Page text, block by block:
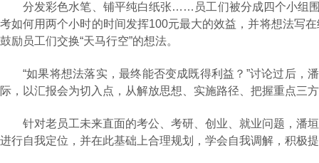
分发彩色水笔、铺平纯白纸张……员工们被分成四个小组围
考如何用两个小时的时间发挥100元最大的效益，并将想法写
鼓励员工们交换“天马行空”的想法。
“如果将想法落实，最终能否变成既得利益？”讨论过后，
际，以汇报会为切入点，从解放思想、实施路径、把握重点三
针对老员工未来直面的考公、考研、创业、就业问题，潘
进行自我定位，并在此基础上合理规划，学会自我调解，积极